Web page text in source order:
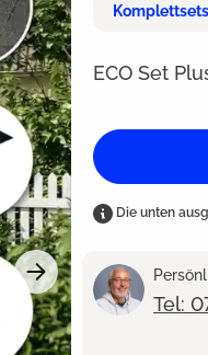
ECO Set
Die unten
Tel: